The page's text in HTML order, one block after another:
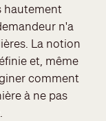
hautement
n'a
La notion
et, même
comment
à ne pas